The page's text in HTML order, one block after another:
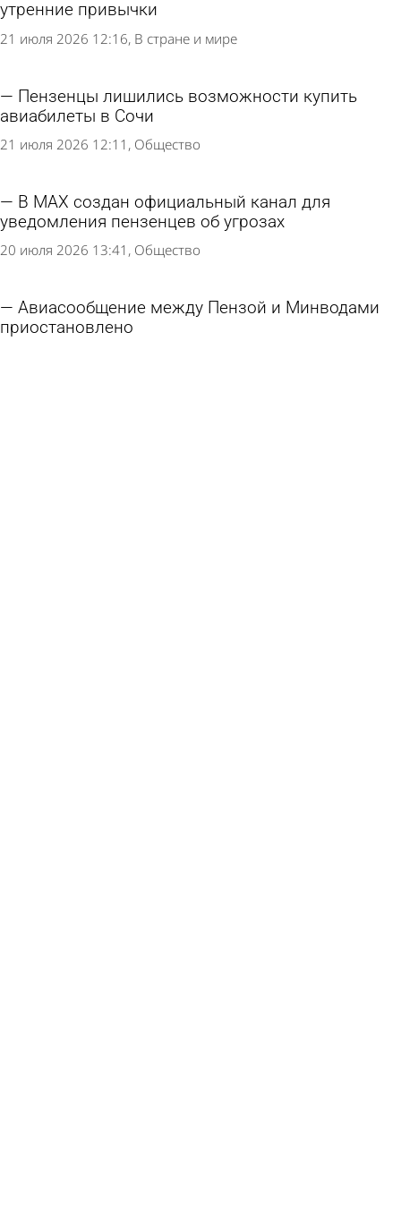
утренние привычки
21 июля 2026 12:16 В стране и мире
Пензенцы лишились возможности купить
авиабилеты в Сочи
21 июля 2026 12:11 Общество
В MAX создан официальный канал для
уведомления пензенцев об угрозах
20 июля 2026 13:41 Общество
Авиасообщение между Пензой и Минводами
приостановлено